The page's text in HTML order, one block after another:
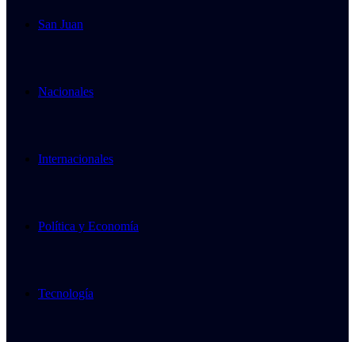
San Juan
Nacionales
Internacionales
Política y Economía
Tecnología